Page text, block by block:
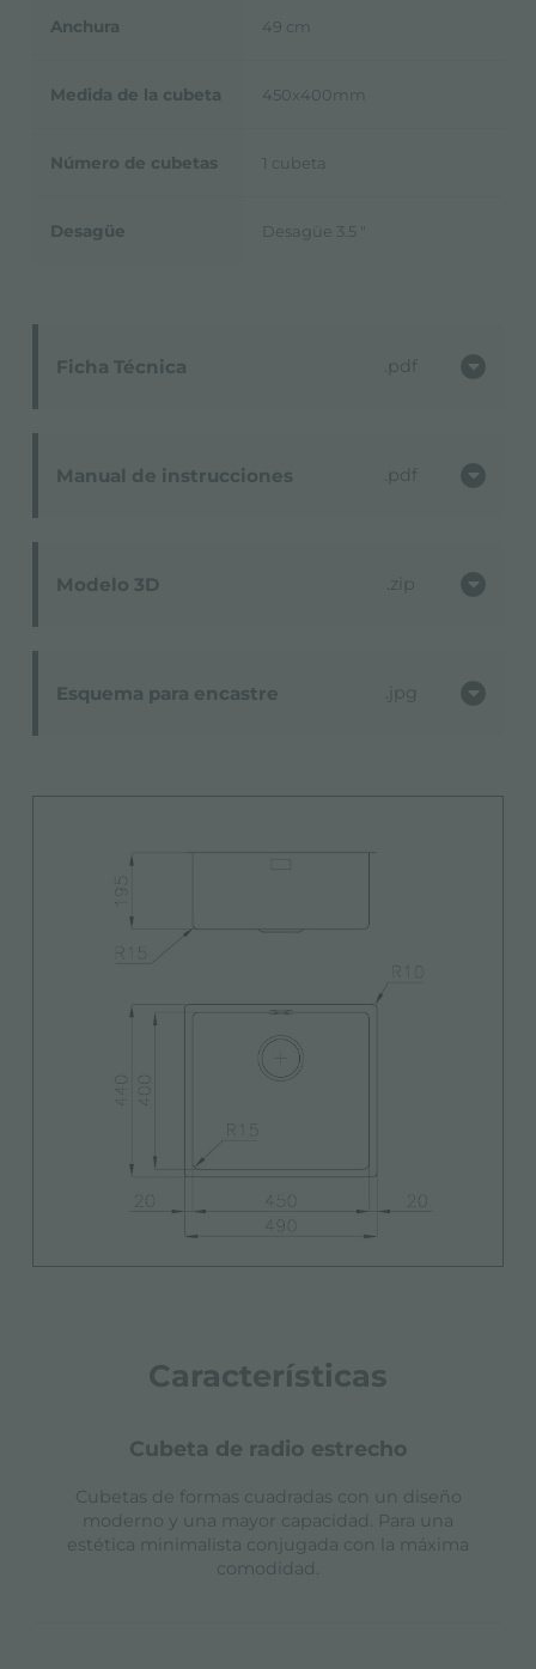
Ficha Técnica pdf
Manual de instrucciones pdf
Modelo 3D zip
Esquema para encastre jpg
Anchura 49 cm
Medida de la cubeta 450x400mm
Número de cubetas 1 cubeta
Desagüe Desagüe 3.5 "
Características
cubeta de radio estrecho
Cubetas de formas cuadradas con un diseño
moderno y una mayor capacidad. Para una
estética minimalista conjugada con la máxima
comodidad.